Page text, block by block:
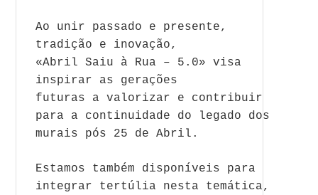
Ao unir passado e presente,
tradição e inovação,
«Abril Saiu à Rua – 5.0» visa
inspirar as gerações
futuras a valorizar e contribuir
para a continuidade do legado dos
murais pós 25 de Abril .
Estamos também disponíveis para
integrar tertúlia nesta temática,